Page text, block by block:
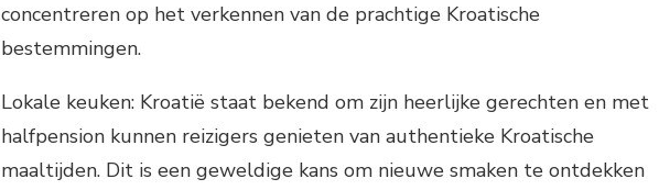
concentreren op het verkennen van de prachtige Kroatische
bestemmingen.
Lokale keuken: Kroatië staat bekend om zijn heerlijke gerechten en met
halfpension kunnen reizigers genieten van authentieke Kroatische
maaltijden. Dit is een geweldige kans om nieuwe smaken te ontdekken